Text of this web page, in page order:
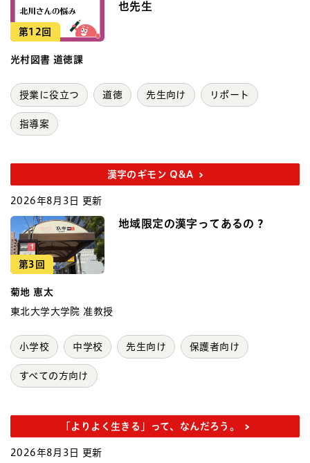
第12回
也先生
光村図書 道徳課
授業に役立つ 道徳 先生向け リポート
指導案
漢字のギモン Q&A
2026年8月3日 更新
第3回
地域限定の漢字ってあるの？
菊地 恵太
東北大学大学院 准教授
小学校 中学校 先生向け 保護者向け
すべての方向け
「よりよく生きる」って、なんだろう。
2026年8月3日 更新